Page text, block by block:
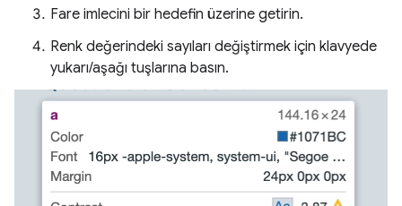
Fare imlecini bir hedefin üzerine getirin.
Renk değerindeki sayıları değiştirmek için klavyede
yukarı/aşağı tuşlarına basın.